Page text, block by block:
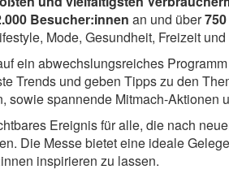
Besucher:innen an und über
Mode, Gesundheit, Freizeit
ein abwechslungsreiches
Trends und geben Tipps zu den
sowie spannende Mitmach-Aktionen
Ereignis für alle, die nach
Die Messe bietet eine ideale
inspirieren zu lassen.